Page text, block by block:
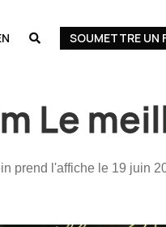
 SOUMETTRE UN
Le
prend l'affiche le 19 juin